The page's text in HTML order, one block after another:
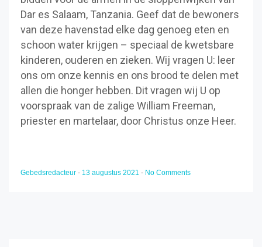
Dar es Salaam, Tanzania. Geef dat de bewoners
van deze havenstad elke dag genoeg eten en
schoon water krijgen – speciaal de kwetsbare
kinderen, ouderen en zieken. Wij vragen U: leer
ons om onze kennis en ons brood te delen met
allen die honger hebben. Dit vragen wij U op
voorspraak van de zalige William Freeman,
priester en martelaar, door Christus onze Heer.
Gebedsredacteur - 13 augustus 2021 - No Comments